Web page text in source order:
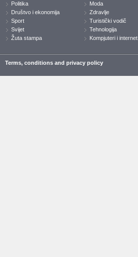
Politika
Društvo i ekonomija
Sport
Svijet
Žuta stampa
Moda
Zdravlje
Turistički vodič
Tehnologija
Kompjuteri i internet
Terms, conditions and privacy policy